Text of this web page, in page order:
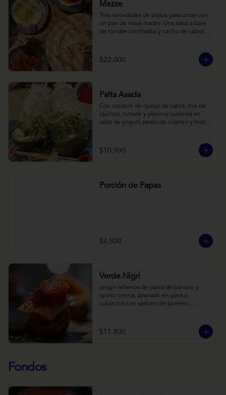
Mezze
Tres variedades de platos para untar con
un pan de masa madre. Una salsa a base
de tomate confitados y cacho de cabra;
cebollas horneadas largamente, con
toques de aceite asiático sobre cama de
$22.000
Palta Asada
Con corazón de queso de cabra, mix de
(quínoa, tomate y pepino) cubierta en
salsa de yogurt, pesto de cilantro y brotes
$10.900
Porción de Papas
$4.500
Verde Nigri
onigiri rellenos de pasta de banano y
queso crema, apanado en panko,
cubiertos con sashimi de pomelo,
de crema de coco con wasabi y tierra de
cochayuyo.
$11.800
Fondos